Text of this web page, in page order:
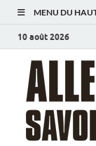
MENU DU
10 août 2026